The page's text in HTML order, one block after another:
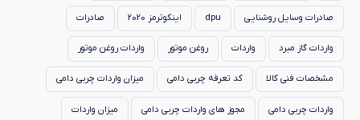
صادرات وسایل روشنایی dpu اینکوترمز 2020 صادرات
واردات گاز مبرد واردات روغن موتور واردات روغن موتور
مشخصات فنی کالا کد تعرفه چربی دامی میزان واردات چربی دامی
واردات چربی دامی مجوز های واردات چربی دامی میزان واردات